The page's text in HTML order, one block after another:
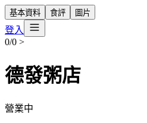
基本資料 食評 圖片
登入
0/0 >
德發粥店
營業中